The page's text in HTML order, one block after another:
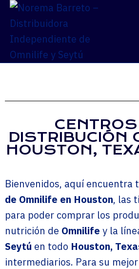
DISTRIBUCIÓN
HOUSTON,
Bienvenidos, aquí encuentra
de Omnilife en Houston, las
para poder comprar los
nutrición de Omnilife y la
Seytú en todo Houston,
intermediarios. Para su